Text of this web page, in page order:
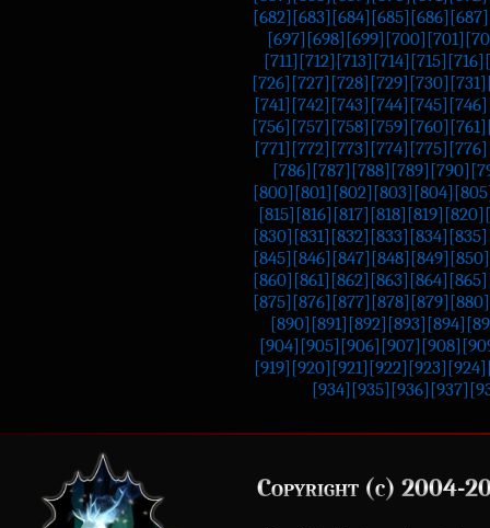
[682] [683] [684] [685] [686] [687]
[697] [698] [699] [700] [701]
[711] [712] [713] [714] [715] [716]
[726] [727] [728] [729] [730] [731]
[741] [742] [743] [744] [745] [746]
[756] [757] [758] [759] [760] [761]
[771] [772] [773] [774] [775] [776]
[786] [787] [788] [789] [790]
[800] [801] [802] [803] [804]
[815] [816] [817] [818] [819] [820]
[830] [831] [832] [833] [834] [835]
[845] [846] [847] [848] [849] [850]
[860] [861] [862] [863] [864] [865]
[875] [876] [877] [878] [879] [880]
[890] [891] [892] [893] [894]
[904] [905] [906] [907] [908]
[919] [920] [921] [922] [923] [924]
[934] [935] [936] [937]
Copyright (c) 2004-